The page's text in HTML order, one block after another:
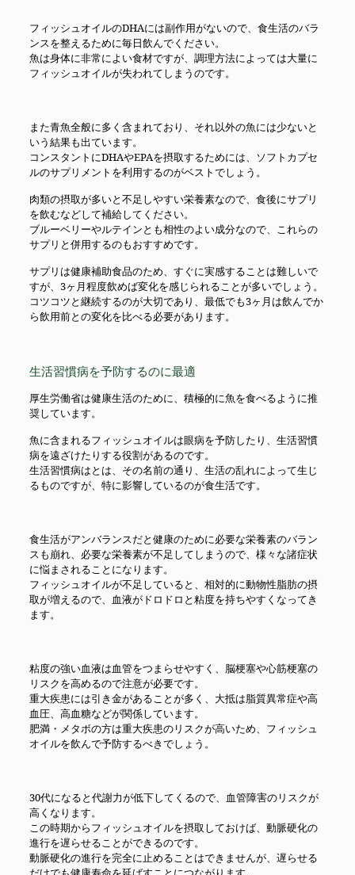
フィッシュオイルのDHAには副作用がないので、食生活のバラ
ンスを整えるために毎日飲んでください。
魚は身体に非常によい食材ですが、調理方法によっては大量に
フィッシュオイルが失われてしまうのです。
また青魚全般に多く含まれており、それ以外の魚には少ないと
いう結果も出ています。
コンスタントにDHAやEPAを摂取するためには、ソフトカプセ
ルのサプリメントを利用するのがベストでしょう。
肉類の摂取が多いと不足しやすい栄養素なので、食後にサプリ
を飲むなどして補給してください。
ブルーベリーやルテインとも相性のよい成分なので、これらの
サプリと併用するのもおすすめです。
サプリは健康補助食品のため、すぐに実感することは難しいで
すが、3ヶ月程度飲めば変化を感じられることが多いでしょう。
コツコツと継続するのが大切であり、最低でも3ヶ月は飲んでか
ら飲用前との変化を比べる必要があります。
生活習慣病を予防するのに最適
厚生労働省は健康生活のために、積極的に魚を食べるように推
奨しています。
魚に含まれるフィッシュオイルは眼病を予防したり、生活習慣
病を遠ざけたりする役割があるのです。
生活習慣病はとは、その名前の通り、生活の乱れによって生じ
るものですが、特に影響しているのが食生活です。
食生活がアンバランスだと健康のために必要な栄養素のバラン
スも崩れ、必要な栄養素が不足してしまうので、様々な諸症状
に悩まされることになります。
フィッシュオイルが不足していると、相対的に動物性脂肪の摂
取が増えるので、血液がドロドロと粘度を持ちやすくなってき
ます。
粘度の強い血液は血管をつまらせやすく、脳梗塞や心筋梗塞の
リスクを高めるので注意が必要です。
重大疾患には引き金があることが多く、大抵は脂質異常症や高
血圧、高血糖などが関係しています。
肥満・メタボの方は重大疾患のリスクが高いため、フィッシュ
オイルを飲んで予防するべきでしょう。
30代になると代謝力が低下してくるので、血管障害のリスクが
高くなります。
この時期からフィッシュオイルを摂取しておけば、動脈硬化の
進行を遅らせることができるのです。
動脈硬化の進行を完全に止めることはできませんが、遅らせる